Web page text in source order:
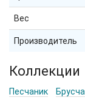
Вес
Производитель
Коллекции
Песчаник